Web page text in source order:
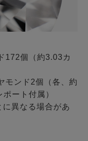
172個（約3.03カ
モンド2個（各、約
ート付属）
異なる場合があ